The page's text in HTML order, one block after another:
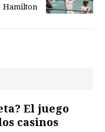
Hamilton
El juego
casinos